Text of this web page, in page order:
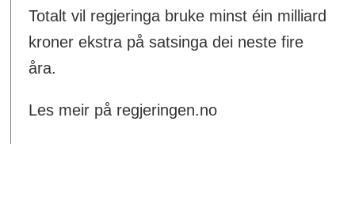
Totalt vil regjeringa bruke minst éin milliard
kroner ekstra på satsinga dei neste fire
åra.
Les meir på regjeringen.no